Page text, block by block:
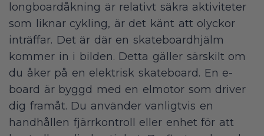
longboardåkning är relativt säkra aktiviteter
som liknar cykling, är det känt att olyckor
inträffar. Det är där en skateboardhjälm
kommer in i bilden. Detta gäller särskilt om
du åker på en elektrisk skateboard. En e-
board är byggd med en elmotor som driver
dig framåt. Du använder vanligtvis en
handhållen fjärrkontroll eller enhet för att